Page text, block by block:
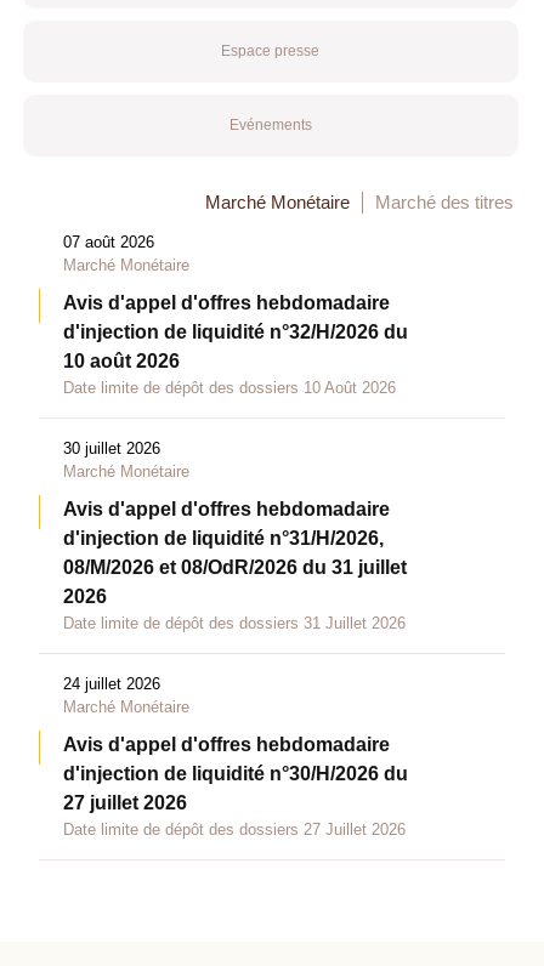
Espace presse
Evénements
Marché Monétaire Marché des titres
07 août 2026
Marché Monétaire
Avis d'appel d'offres hebdomadaire
d'injection de liquidité n°32/H/2026 du
10 août 2026
Date limite de dépôt des dossiers 10 Août 2026
30 juillet 2026
Marché Monétaire
Avis d'appel d'offres hebdomadaire
d'injection de liquidité n°31/H/2026,
08/M/2026 et 08/OdR/2026 du 31 juillet
2026
Date limite de dépôt des dossiers 31 Juillet 2026
24 juillet 2026
Marché Monétaire
Avis d'appel d'offres hebdomadaire
d'injection de liquidité n°30/H/2026 du
27 juillet 2026
Date limite de dépôt des dossiers 27 Juillet 2026